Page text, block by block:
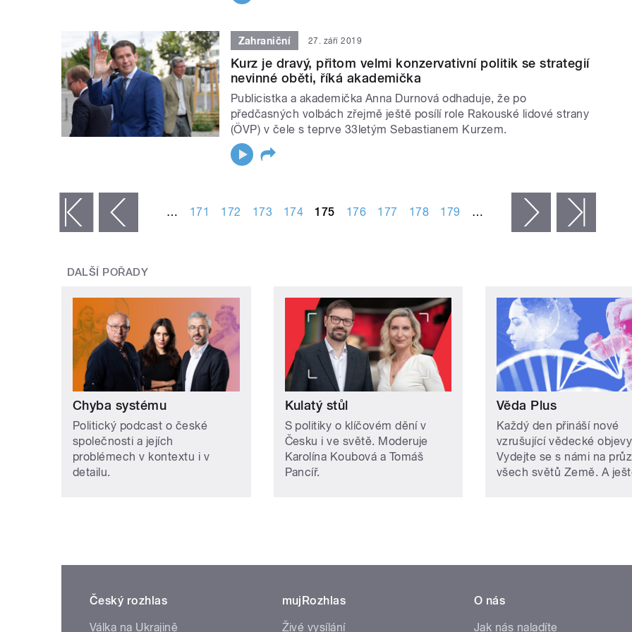
Zahraniční 27. září 2019
Kurz je dravý, přitom velmi konzervativní politik se strategií
nevinné oběti, říká akademička
Publicistka a akademička Anna Durnová odhaduje, že po
předčasných volbách zřejmě ještě posílí role Rakouské lidové strany
(ÖVP) v čele s teprve 33letým Sebastianem Kurzem.
‹ předchozí … 171 172 173 174 175 176 177 178 179 … následující ›
DALŠÍ POŘADY
Chyba systému
Politický podcast o české
společnosti a jejích
problémech v kontextu i v
detailu.
Kulatý stůl
S politiky o klíčovém dění v
Česku i ve světě. Moderuje
Karolína Koubová a Tomáš
Pancíř.
Věda Plus
Každý den přináší nové
vzrušující vědecké
Vydejte se s námi na
všech světů Země. A
Český rozhlas
Válka na Ukrajině
mujRozhlas
Živé vysílání
O nás
Jak nás naladíte